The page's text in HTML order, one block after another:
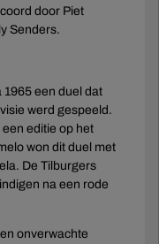
door Piet
Senders.
1965 een duel dat
werd gespeeld.
editie op het
won dit duel met
De Tilburgers
na een rode
onverwachte